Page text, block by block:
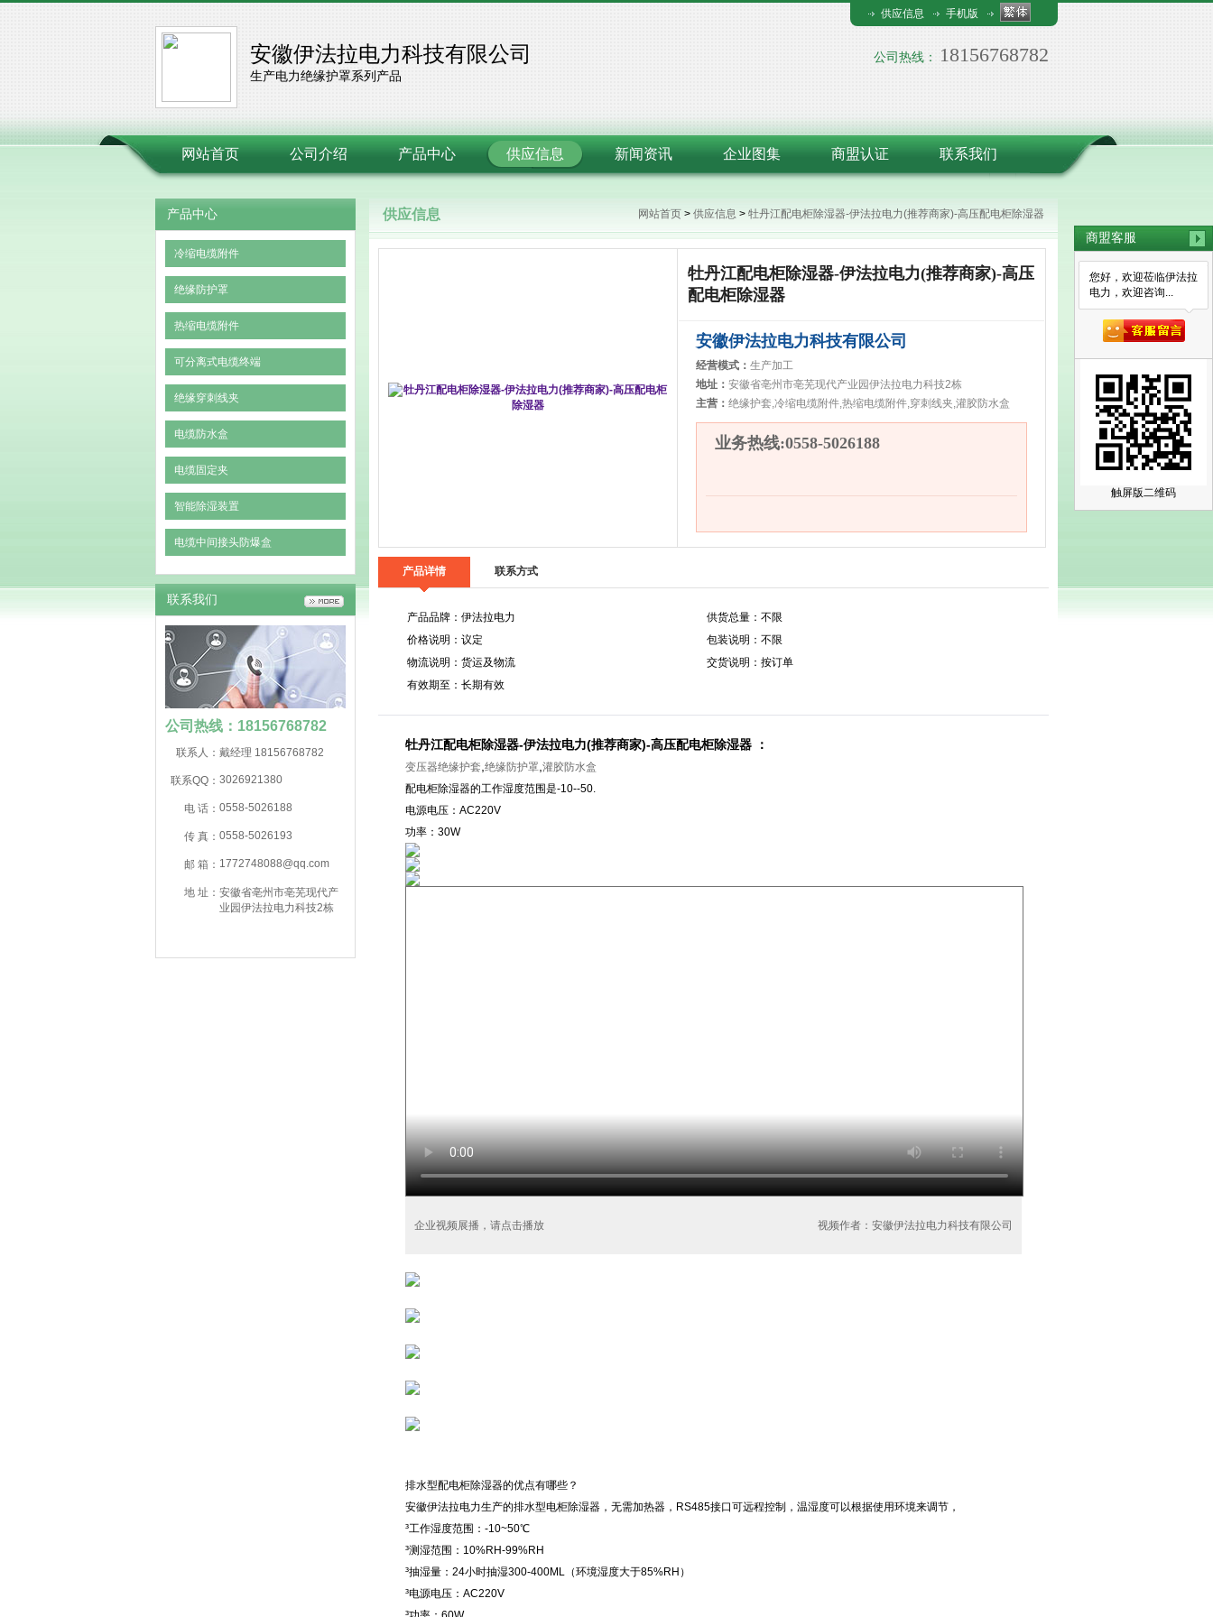
商盟客服
您好，欢迎莅临伊法拉
电力，欢迎咨询...
触屏版二维码
供应信息 手机版
安徽伊法拉电力科技有限公司
生产电力绝缘护罩系列产品
公司热线： 18156768782
网站首页 公司介绍 产品中心 供应信息 新闻资讯 企业图集 商盟认证 联系我们
产品中心
冷缩电缆附件
绝缘防护罩
热缩电缆附件
可分离式电缆终端
绝缘穿刺线夹
电缆防水盒
电缆固定夹
智能除湿装置
电缆中间接头防爆盒
联系我们
公司热线：18156768782
联系人： 戴经理 18156768782
联系QQ： 3026921380
电 话： 0558-5026188
传 真： 0558-5026193
邮 箱： 1772748088@qq.com
地 址： 安徽省亳州市亳芜现代产
业园伊法拉电力科技2栋
网站首页 > 供应信息 > 牡丹江配电柜除湿器-伊法拉电力(推荐商家)-高压配电柜除湿器
供应信息
牡丹江配电柜除湿器-伊法拉电力(推荐商家)-高压
配电柜除湿器
安徽伊法拉电力科技有限公司
经营模式： 生产加工
地址： 安徽省亳州市亳芜现代产业园伊法拉电力科技2栋
主营： 绝缘护套,冷缩电缆附件,热缩电缆附件,穿刺线夹,灌胶防水盒
业务热线:0558-5026188
产品详情 联系方式
产品品牌：伊法拉电力
供货总量：不限
价格说明：议定
包装说明：不限
物流说明：货运及物流
交货说明：按订单
有效期至：长期有效
牡丹江配电柜除湿器-伊法拉电力(推荐商家)-高压配电柜除湿器 ：
变压器绝缘护套 绝缘防护罩 灌胶防水盒
配电柜除湿器的工作湿度范围是-10--50.
电源电压：AC220V
功率：30W
企业视频展播，请点击播放 视频作者：安徽伊法拉电力科技有限公司
排水型配电柜除湿器的优点有哪些？
安徽伊法拉电力生产的排水型电柜除湿器，无需加热器，RS485接口可远程控制，温湿度可以根据使用环境来调节，
³工作湿度范围：-10~50℃
³测湿范围：10%RH-99%RH
³抽湿量：24小时抽湿300-400ML（环境湿度大于85%RH）
³电源电压：AC220V